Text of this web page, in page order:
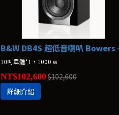
B&W
10吋單體*1，1000 w
NT$102,600$102,600
詳細介紹